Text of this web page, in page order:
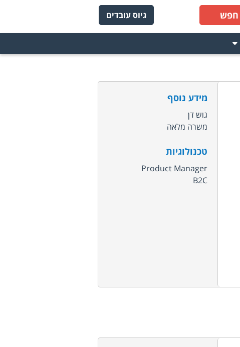
חפש גיוס עובדים
מידע נוסף
גוש דן
משרה מלאה
טכנולוגיות
Product Manager
B2C